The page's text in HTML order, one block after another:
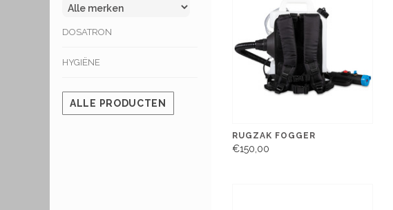
DOSATRON
HYGIËNE
ALLE PRODUCTEN
RUGZAK FOGGER
€150,00